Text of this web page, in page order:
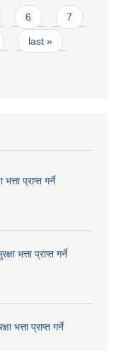
6 7
last »
प्राप्त गर्ने
भत्ता प्राप्त गर्ने
भत्ता प्राप्त गर्ने